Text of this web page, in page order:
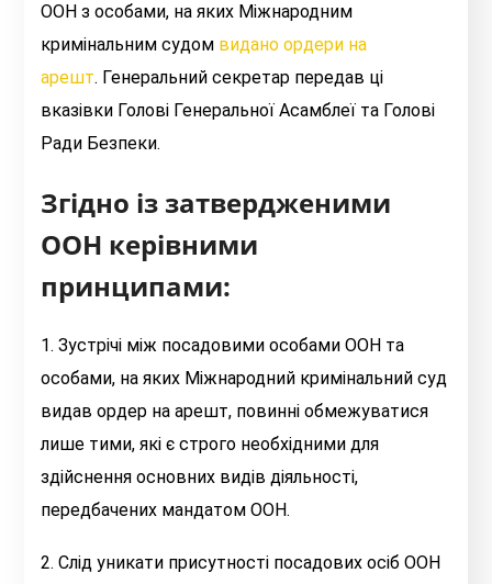
ООН з особами, на яких Міжнародним
кримінальним судом видано ордери на
арешт. Генеральний секретар передав ці
вказівки Голові Генеральної Асамблеї та Голові
Ради Безпеки.
Згідно із затвердженими
ООН керівними
принципами:
1. Зустрічі між посадовими особами ООН та
особами, на яких Міжнародний кримінальний суд
видав ордер на арешт, повинні обмежуватися
лише тими, які є строго необхідними для
здійснення основних видів діяльності,
передбачених мандатом ООН.
2. Слід уникати присутності посадових осіб ООН